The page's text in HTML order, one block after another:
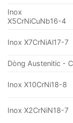
Inox
X5CrNiCuNb16-4
Inox X7CrNiAl17-7
Dòng Austenitic -
Inox X10CrNi18-8
Inox X2CrNiN18-7